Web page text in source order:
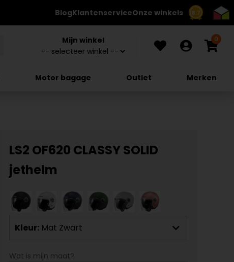
8.7
BlogKlantenserviceOnze winkels
Mijn winkel 0
Motor bagage Outlet Merken
LS2 OF620 CLASSY SOLID
jethelm
Kleur: Mat Zwart
Wat is mijn maat?